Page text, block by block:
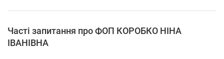
Часті запитання про ФОП КОРОБКО НІНА
ІВАНІВНА